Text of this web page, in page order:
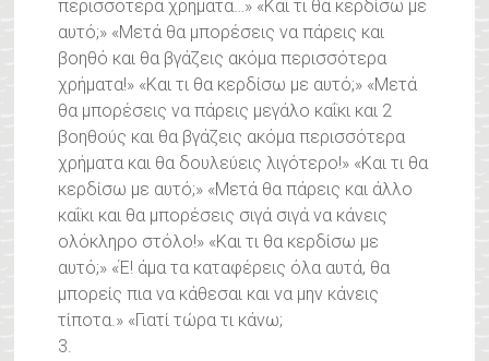
περισσότερα χρήματα…» «Και τι θα κερδίσω με
αυτό;» «Μετά θα μπορέσεις να πάρεις και
βοηθό και θα βγάζεις ακόμα περισσότερα
χρήματα!» «Και τι θα κερδίσω με αυτό;» «Μετά
θα μπορέσεις να πάρεις μεγάλο καΐκι και 2
βοηθούς και θα βγάζεις ακόμα περισσότερα
χρήματα και θα δουλεύεις λιγότερο!» «Και τι θα
κερδίσω με αυτό;» «Μετά θα πάρεις και άλλο
καΐκι και θα μπορέσεις σιγά σιγά να κάνεις
ολόκληρο στόλο!» «Και τι θα κερδίσω με
αυτό;» «Έ! άμα τα καταφέρεις όλα αυτά, θα
μπορείς πια να κάθεσαι και να μην κάνεις
τίποτα.» «Γιατί τώρα τι κάνω;
3.